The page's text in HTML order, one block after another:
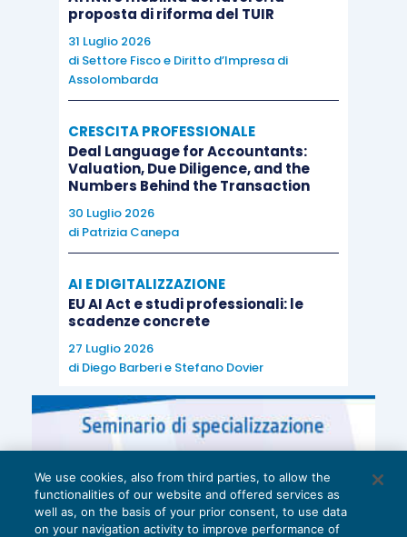
proposta di riforma del TUIR
31 Luglio 2026
di Settore Fisco e Diritto d’Impresa di
Assolombarda
CRESCITA PROFESSIONALE
Deal Language for Accountants:
Valuation, Due Diligence, and the
Numbers Behind the Transaction
30 Luglio 2026
di Patrizia Canepa
AI E DIGITALIZZAZIONE
EU AI Act e studi professionali: le
scadenze concrete
27 Luglio 2026
di Diego Barberie Stefano Dovier
We use cookies, also from third parties, to allow the
functionalities of our website and offered services as
well as, on the basis of your prior consent, to use data
on your navigation activity to improve performance of